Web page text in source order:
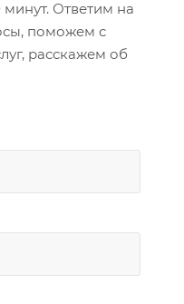
Ответим на
поможем с
расскажем об